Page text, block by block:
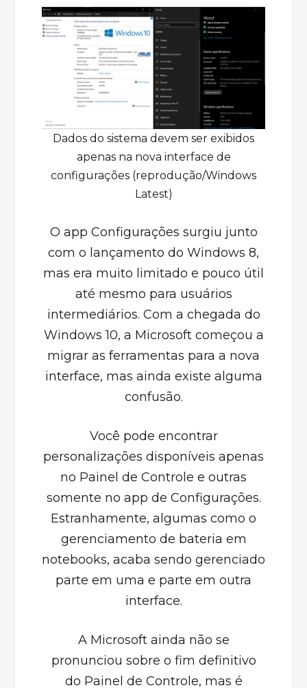
Dados do sistema devem ser exibidos
apenas na nova interface de
configurações (reprodução/Windows
Latest)
O app Configurações surgiu junto
com o lançamento do Windows 8,
mas era muito limitado e pouco útil
até mesmo para usuários
intermediários. Com a chegada do
Windows 10, a Microsoft começou a
migrar as ferramentas para a nova
interface, mas ainda existe alguma
confusão.
Você pode encontrar
personalizações disponíveis apenas
no Painel de Controle e outras
somente no app de Configurações.
Estranhamente, algumas como o
gerenciamento de bateria em
notebooks, acaba sendo gerenciado
parte em uma e parte em outra
interface.
A Microsoft ainda não se
pronunciou sobre o fim definitivo
do Painel de Controle, mas é